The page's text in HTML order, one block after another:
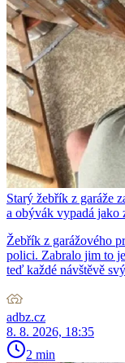
Starý žebřík z garáže
a obývák vypadá jako
Žebřík z garážového
polici. Zabralo jim to
teď každé návštěvě
adbz.cz
8. 8. 2026, 18:35
2 min